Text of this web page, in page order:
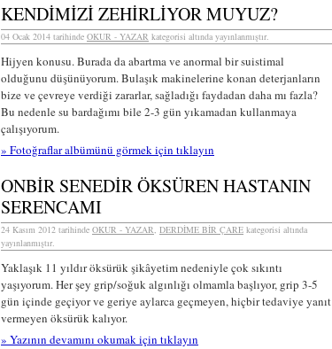
KENDİMİZİ ZEHİRLİYOR MUYUZ?
04 Ocak 2014 tarihinde OKUR - YAZAR kategorisi altında yayınlanmıştır.
Hijyen konusu. Burada da abartma ve anormal bir suistimal
olduğunu düşünüyorum. Bulaşık makinelerine konan deterjanların
bize ve çevreye verdiği zararlar, sağladığı faydadan daha mı fazla?
Bu nedenle su bardağımı bile 2-3 gün yıkamadan kullanmaya
çalışıyorum.
» Fotoğraflar albümünü görmek için tıklayın
ONBİR SENEDİR ÖKSÜREN HASTANIN
SERENCAMI
24 Kasım 2012 tarihinde OKUR - YAZAR, DERDİME BİR ÇARE kategorisi altında
yayınlanmıştır.
Yaklaşık 11 yıldır öksürük şikâyetim nedeniyle çok sıkıntı
yaşıyorum. Her şey grip/soğuk algınlığı olmamla başlıyor, grip 3-5
gün içinde geçiyor ve geriye aylarca geçmeyen, hiçbir tedaviye yanıt
vermeyen öksürük kalıyor.
» Yazının devamını okumak için tıklayın